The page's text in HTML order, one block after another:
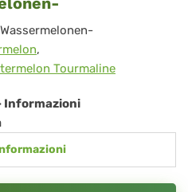
,
Tourmaline
Informazioni